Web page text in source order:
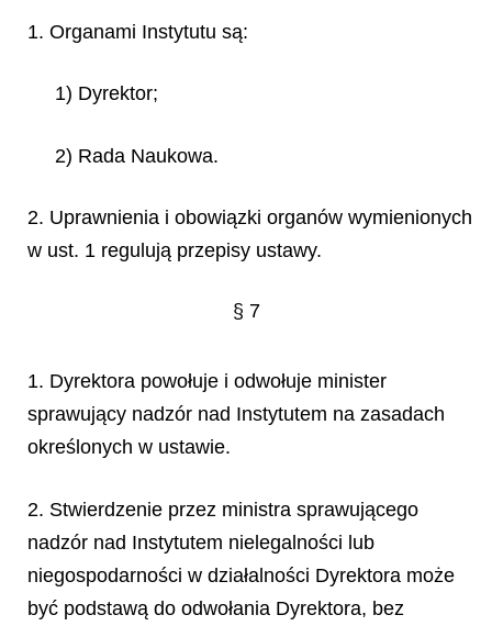
1. Organami Instytutu są:
1) Dyrektor;
2) Rada Naukowa.
2. Uprawnienia i obowiązki organów wymienionych
w ust. 1 regulują przepisy ustawy.
§ 7
1. Dyrektora powołuje i odwołuje minister
sprawujący nadzór nad Instytutem na zasadach
określonych w ustawie.
2. Stwierdzenie przez ministra sprawującego
nadzór nad Instytutem nielegalności lub
niegospodarności w działalności Dyrektora może
być podstawą do odwołania Dyrektora, bez